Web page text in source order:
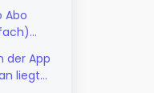
Abo
der App
liegt